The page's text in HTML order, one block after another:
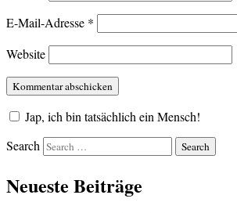
E-Mail-Adresse *
Website
Jap, ich bin tatsächlich ein Mensch!
Search
Neueste Beiträge